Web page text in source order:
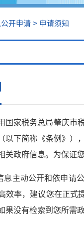
开申请 > 申请须知
国家税务总局肇庆市
以下简称《条例》）
关政府信息。为保证
息主动公开和依申请
效率，建议您在正式
果没有检索到您所需